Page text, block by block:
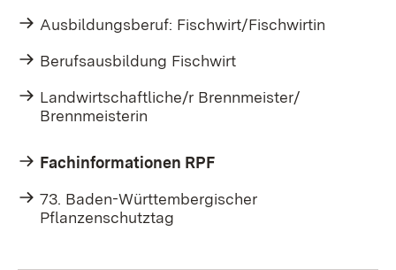
Ausbildungsberuf: Fischwirt/Fischwirtin
Berufsausbildung Fischwirt
Landwirtschaftliche/r Brennmeister/
Brennmeisterin
Fachinformationen RPF
73. Baden-Württembergischer
Pflanzenschutztag